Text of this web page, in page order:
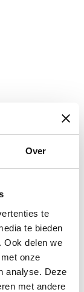
Over
te
te bieden
Ook delen we
onze
analyse. Deze
met andere
bij het